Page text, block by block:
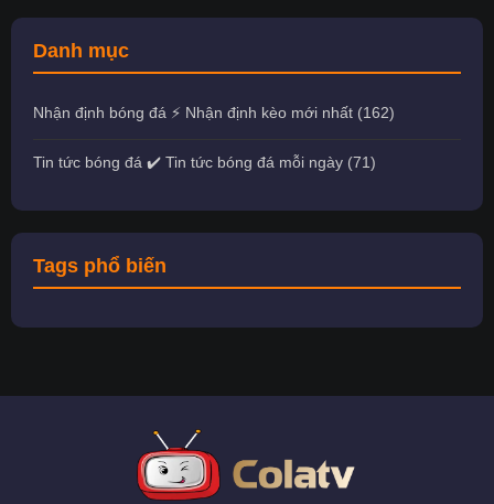
Danh mục
Nhận định bóng đá ⚡️ Nhận định kèo mới nhất (162)
Tin tức bóng đá ✔️ Tin tức bóng đá mỗi ngày (71)
Tags phổ biến